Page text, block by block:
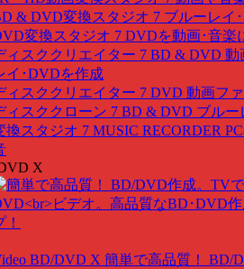
& DVD変換スタジオ 7 ブルーレイ
変換スタジオ 7 DVDを動画･音楽
ィスククリエイター 7 BD & DVD 動
イ･DVDを作成
ィスククリエイター 7 DVD 動画フ
ィスククローン 7 BD & DVD ブルー
換スタジオ 7 MUSIC RECORDER
X
BD/DVD X 簡単で高品質！ BD/